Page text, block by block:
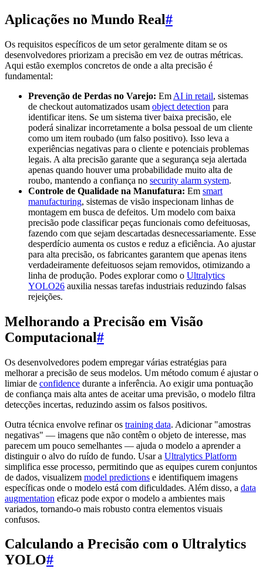
Aplicações no Mundo Real#
Os requisitos específicos de um setor geralmente ditam se os
desenvolvedores priorizam a precisão em vez de outras métricas.
Aqui estão exemplos concretos de onde a alta precisão é
fundamental:
Prevenção de Perdas no Varejo: Em AI in retail, sistemas
de checkout automatizados usam object detection para
identificar itens. Se um sistema tiver baixa precisão, ele
poderá sinalizar incorretamente a bolsa pessoal de um cliente
como um item roubado (um falso positivo). Isso leva a
experiências negativas para o cliente e potenciais problemas
legais. A alta precisão garante que a segurança seja alertada
apenas quando houver uma probabilidade muito alta de
roubo, mantendo a confiança no security alarm system.
Controle de Qualidade na Manufatura: Em smart
manufacturing, sistemas de visão inspecionam linhas de
montagem em busca de defeitos. Um modelo com baixa
precisão pode classificar peças funcionais como defeituosas,
fazendo com que sejam descartadas desnecessariamente. Esse
desperdício aumenta os custos e reduz a eficiência. Ao ajustar
para alta precisão, os fabricantes garantem que apenas itens
verdadeiramente defeituosos sejam removidos, otimizando a
linha de produção. Podes explorar como o Ultralytics
YOLO26 auxilia nessas tarefas industriais reduzindo falsas
rejeições.
Melhorando a Precisão em Visão
Computacional#
Os desenvolvedores podem empregar várias estratégias para
melhorar a precisão de seus modelos. Um método comum é ajustar o
limiar de confidence durante a inferência. Ao exigir uma pontuação
de confiança mais alta antes de aceitar uma previsão, o modelo filtra
detecções incertas, reduzindo assim os falsos positivos.
Outra técnica envolve refinar os training data. Adicionar "amostras
negativas" — imagens que não contêm o objeto de interesse, mas
parecem um pouco semelhantes — ajuda o modelo a aprender a
distinguir o alvo do ruído de fundo. Usar a Ultralytics Platform
simplifica esse processo, permitindo que as equipes curem conjuntos
de dados, visualizem model predictions e identifiquem imagens
específicas onde o modelo está com dificuldades. Além disso, a data
augmentation eficaz pode expor o modelo a ambientes mais
variados, tornando-o mais robusto contra elementos visuais
confusos.
Calculando a Precisão com o Ultralytics
YOLO#